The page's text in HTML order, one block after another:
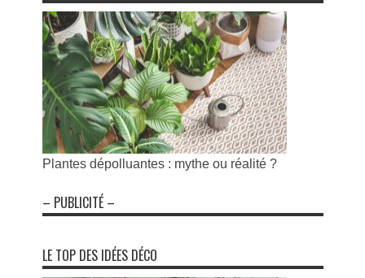
Plantes dépolluantes : mythe ou réalité ?
– PUBLICITÉ –
LE TOP DES IDÉES DÉCO